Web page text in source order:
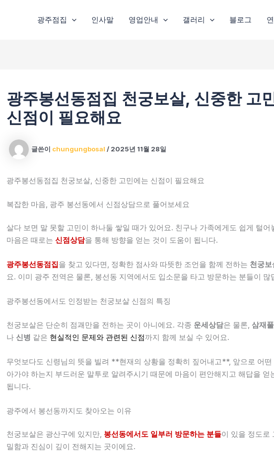
광주점집 인사말 영업안내 갤러리 블로그
광주봉선동점집 천궁보살, 신중한 고
신점이 필요해요
글쓴이 chungungbosal / 2025년 11월 28일
광주봉선동점집 천궁보살, 신중한 고민에는 신점이 필요해요
복잡한 마음, 광주 봉선동에서 신점상담으로 풀어보세요
살다 보면 말 못할 고민이 하나둘 쌓일 때가 있어요. 친구나 가족에게도 쉽게 털어
마음은 때로는 신점상담을 통해 방향을 얻는 것이 도움이 됩니다.
광주봉선동점집을 찾고 있다면, 정확한 점사와 따뜻한 조언을 함께 전하는 천궁보
요. 이미 광주 전역은 물론, 봉선동 지역에서도 입소문을 타고 방문하는 분들이 많
광주봉선동에서도 인정받는 천궁보살 신점의 특징
천궁보살은 단순히 점괘만을 전하는 곳이 아니에요. 각종 운세상담은 물론, 삼재
나 신병 같은 현실적인 문제와 관련된 신점까지 함께 보실 수 있어요.
무엇보다도 신령님의 뜻을 빌려 **현재의 상황을 정확히 짚어내고**, 앞으로 어
아가야 하는지 부드러운 말투로 알려주시기 때문에 마음이 편안해지고 해답을 얻
됩니다.
광주에서 봉선동까지도 찾아오는 이유
천궁보살은 광산구에 있지만, 봉선동에서도 일부러 방문하는 분들이 있을 정도로
밀함과 진심이 깊이 전해지는 곳이에요.